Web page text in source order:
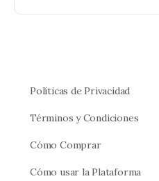
Políticas de Privacidad
Términos y Condiciones
Cómo Comprar
Cómo usar la Plataforma